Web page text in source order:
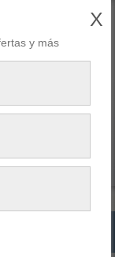
X
y más
AREA DE CLIENTES
Opciones